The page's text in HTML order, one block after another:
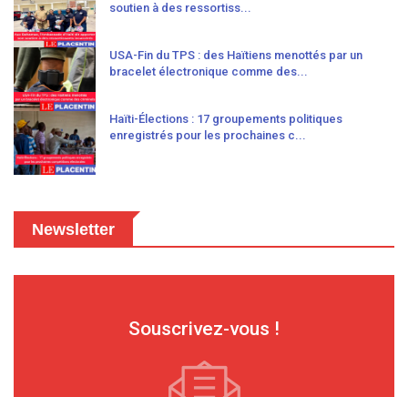
soutien à des ressortiss...
USA-Fin du TPS : des Haïtiens menottés par un
bracelet électronique comme des...
Haïti-Élections : 17 groupements politiques
enregistrés pour les prochaines c...
Newsletter
Souscrivez-vous !